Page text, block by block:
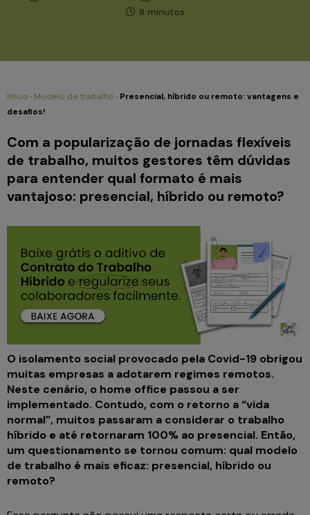
8 minutos
Início · Modelo de trabalho · Presencial, híbrido ou remoto: vantagens e
desafios!
Com a popularização de jornadas flexíveis
de trabalho, muitos gestores têm dúvidas
para entender qual formato é mais
vantajoso: presencial, híbrido ou remoto?
O isolamento social provocado pela Covid-19 obrigou
muitas empresas a adotarem regimes remotos.
Neste cenário, o home office passou a ser
implementado. Contudo, com o retorno a “vida
normal”, muitos passaram a considerar o trabalho
híbrido e até retornaram 100% ao presencial. Então,
um questionamento se tornou comum: qual modelo
de trabalho é mais eficaz: presencial, híbrido ou
remoto?